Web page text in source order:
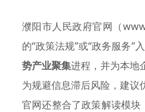
濮阳市人民政府官网（
的“政策法规”或“政务服务”
势产业聚集进程，并为本地
为规避信息滞后风险，建议
官网还整合了政策解读模